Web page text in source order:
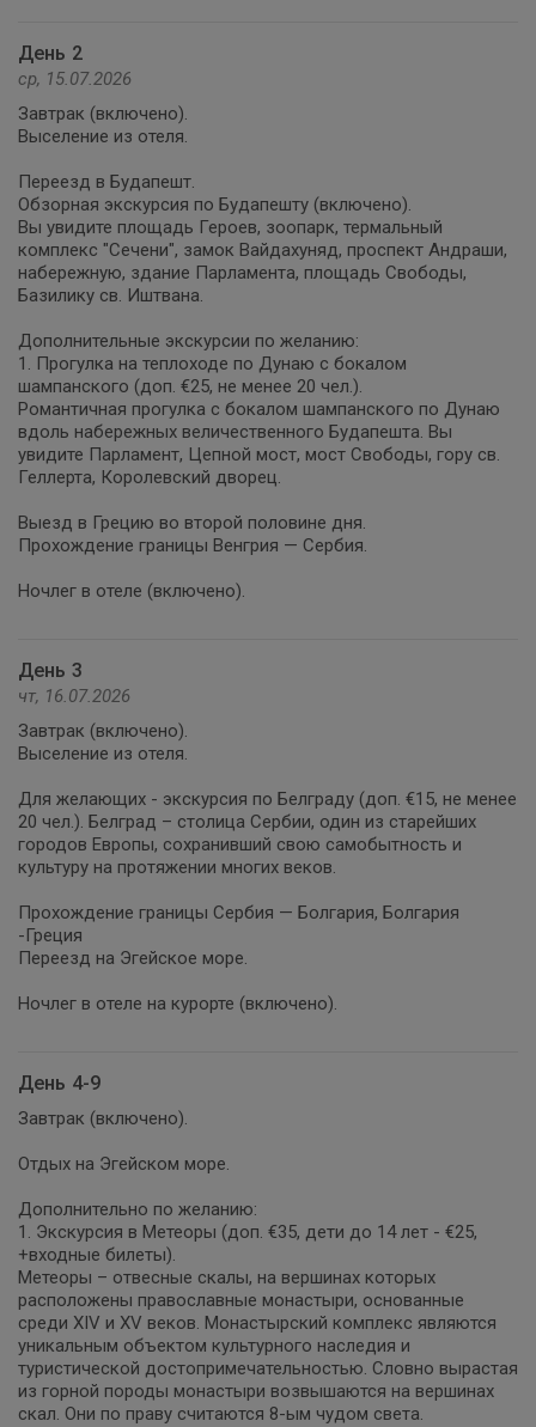
День 2
ср, 15.07.2026
Завтрак (включено).
Выселение из отеля.
Переезд в Будапешт.
Обзорная экскурсия по Будапешту (включено).
Вы увидите площадь Героев, зоопарк, термальный
комплекс "Сечени", замок Вайдахуняд, проспект Андраши,
набережную, здание Парламента, площадь Свободы,
Базилику св. Иштвана.
Дополнительные экскурсии по желанию:
1. Прогулка на теплоходе по Дунаю с бокалом
шампанского (доп. €25, не менее 20 чел.).
Романтичная прогулка с бокалом шампанского по Дунаю
вдоль набережных величественного Будапешта. Вы
увидите Парламент, Цепной мост, мост Свободы, гору св.
Геллерта, Королевский дворец.
Выезд в Грецию во второй половине дня.
Прохождение границы Венгрия — Сербия.
Ночлег в отеле (включено).
День 3
чт, 16.07.2026
Завтрак (включено).
Выселение из отеля.
Для желающих - экскурсия по Белграду (доп. €15, не менее
20 чел.). Белград – столица Сербии, один из старейших
городов Европы, сохранивший свою самобытность и
культуру на протяжении многих веков.
Прохождение границы Сербия — Болгария, Болгария
-Греция
Переезд на Эгейское море.
Ночлег в отеле на курорте (включено).
День 4-9
Завтрак (включено).
Отдых на Эгейском море.
Дополнительно по желанию:
1. Экскурсия в Метеоры (доп. €35, дети до 14 лет - €25,
+входные билеты).
Метеоры – отвесные скалы, на вершинах которых
расположены православные монастыри, основанные
среди XIV и XV веков. Монастырский комплекс являются
уникальным объектом культурного наследия и
туристической достопримечательностью. Словно вырастая
из горной породы монастыри возвышаются на вершинах
скал. Они по праву считаются 8-ым чудом света.